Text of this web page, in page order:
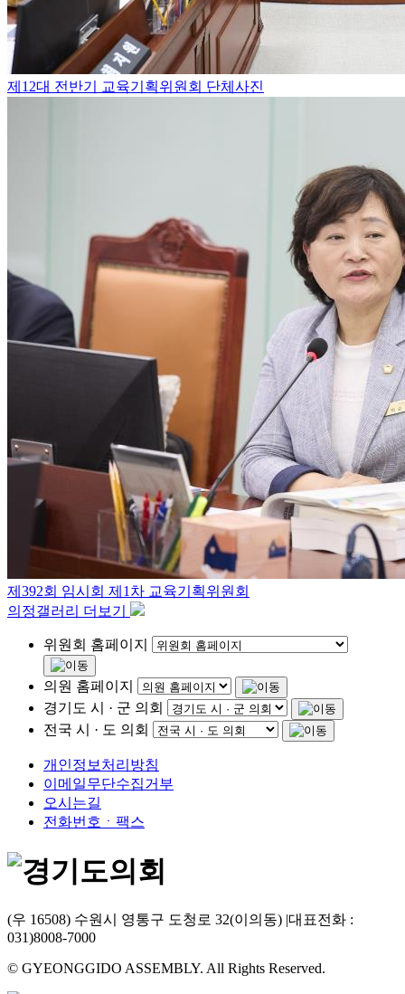
제12대 전반기 교육기획위원회 단체사진
제392회 임시회 제1차 교육기획위원회
의정갤러리 더보기
위원회 홈페이지
의원 홈페이지
경기도 시 · 군 의회
전국 시 · 도 의회
개인정보처리방침
이메일무단수집거부
오시는길
전화번호ㆍ팩스
(우 16508) 수원시 영통구 도청로 32(이의동) |대표전화 :
031)8008-7000
© GYEONGGIDO ASSEMBLY. All Rights Reserved.